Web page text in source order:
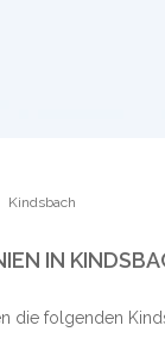
Kindsbach
IN
die folgenden